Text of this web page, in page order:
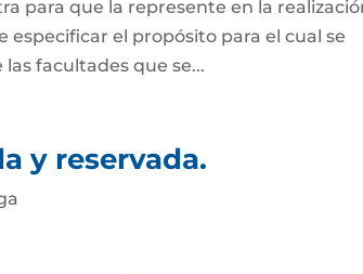
para que la represente en la
el propósito para el cual se
facultades que se...
y reservada.